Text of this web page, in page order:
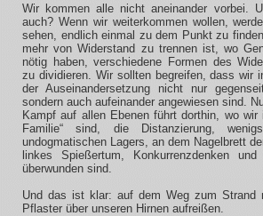
Wir kommen alle nicht aneinander vorbei.
auch? Wenn wir weiterkommen wollen,
sehen, endlich einmal zu dem Punkt zu
mehr von Widerstand zu trennen ist, wo
nötig haben, verschiedene Formen des
zu dividieren. Wir sollten begreifen, dass wir
der Auseinandersetzung nicht nur
sondern auch aufeinander angewiesen sind.
Kampf auf allen Ebenen führt dorthin, wo wir
Familie“ sind, die Distanzierung,
undogmatischen Lagers, an dem Nagelbrett
linkes Spießertum, Konkurrenzdenken und
überwunden sind.
Und das ist klar: auf dem Weg zum Strand
Pflaster über unseren Hirnen aufreißen.